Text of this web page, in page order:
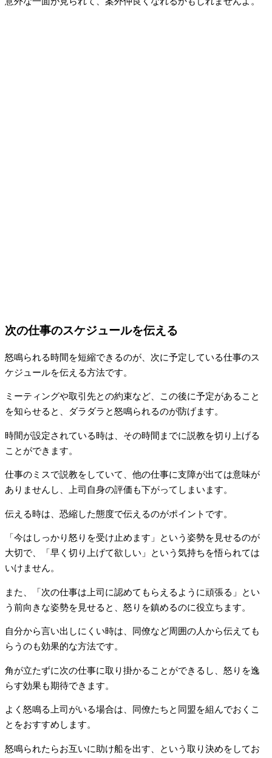
次の仕事のスケジュールを伝える
怒鳴られる時間を短縮できるのが、次に予定している仕事のス
ケジュールを伝える方法です。
ミーティングや取引先との約束など、この後に予定があること
を知らせると、ダラダラと怒鳴られるのが防げます。
時間が設定されている時は、その時間までに説教を切り上げる
ことができます。
仕事のミスで説教をしていて、他の仕事に支障が出ては意味が
ありませんし、上司自身の評価も下がってしまいます。
伝える時は、恐縮した態度で伝えるのがポイントです。
「今はしっかり怒りを受け止めます」という姿勢を見せるのが
大切で、「早く切り上げて欲しい」という気持ちを悟られては
いけません。
また、「次の仕事は上司に認めてもらえるように頑張る」とい
う前向きな姿勢を見せると、怒りを鎮めるのに役立ちます。
自分から言い出しにくい時は、同僚など周囲の人から伝えても
らうのも効果的な方法です。
角が立たずに次の仕事に取り掛かることができるし、怒りを逸
らす効果も期待できます。
よく怒鳴る上司がいる場合は、同僚たちと同盟を組んでおくこ
とをおすすめします。
怒鳴られたらお互いに助け船を出す、という取り決めをしてお